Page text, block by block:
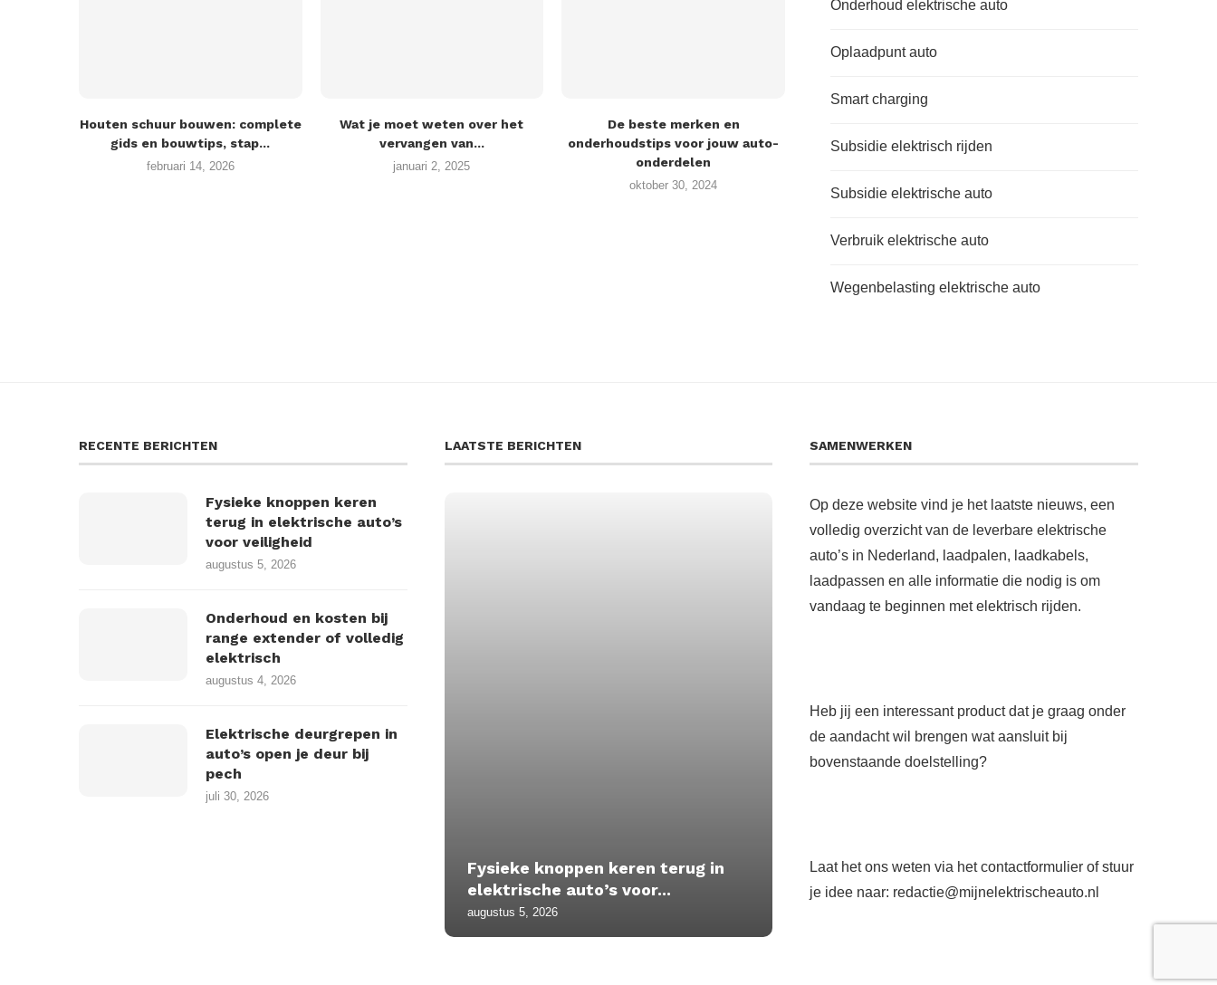
Houten schuur bouwen: complete
gids en bouwtips, stap...
februari 14, 2026
Wat je moet weten over het
vervangen van...
januari 2, 2025
De beste merken en
onderhoudstips voor jouw auto-
onderdelen
oktober 30, 2024
Onderhoud elektrische auto
Oplaadpunt auto
Smart charging
Subsidie elektrisch rijden
Subsidie elektrische auto
Verbruik elektrische auto
Wegenbelasting elektrische auto
RECENTE BERICHTEN
Fysieke knoppen keren
terug in elektrische auto’s
voor veiligheid
augustus 5, 2026
Onderhoud en kosten bij
range extender of volledig
elektrisch
augustus 4, 2026
Elektrische deurgrepen in
auto’s open je deur bij
pech
juli 30, 2026
LAATSTE BERICHTEN
Fysieke knoppen keren terug in
elektrische auto’s voor...
augustus 5, 2026
SAMENWERKEN
Op deze website vind je het laatste nieuws, een
volledig overzicht van de leverbare elektrische
auto’s in Nederland, laadpalen, laadkabels,
laadpassen en alle informatie die nodig is om
vandaag te beginnen met elektrisch rijden.
Heb jij een interessant product dat je graag onder
de aandacht wil brengen wat aansluit bij
bovenstaande doelstelling?
Laat het ons weten via hetcontactformulier of stuur
je idee naar: redactie@mijnelektrischeauto.nl